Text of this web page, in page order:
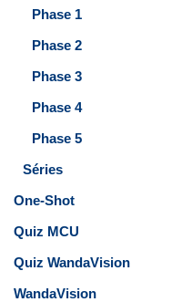
Phase 1
Phase 2
Phase 3
Phase 4
Phase 5
Séries
One-Shot
Quiz MCU
Quiz WandaVision
WandaVision